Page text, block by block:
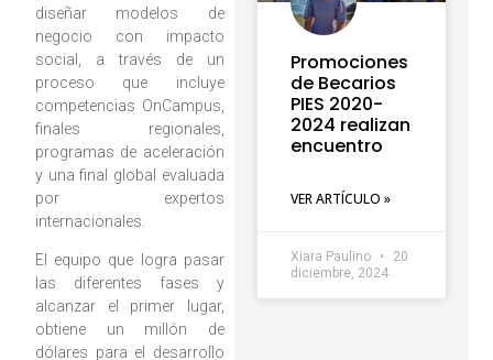
diseñar modelos de
negocio con impacto
social, a través de un
proceso que incluye
competencias OnCampus,
finales regionales,
programas de aceleración
y una final global evaluada
por expertos
internacionales.
El equipo que logra pasar
las diferentes fases y
alcanzar el primer lugar,
obtiene un millón de
dólares para el desarrollo
Promociones
de Becarios
PIES 2020-
2024 realizan
encuentro
VER ARTÍCULO »
Xiara Paulino
20
diciembre, 2024